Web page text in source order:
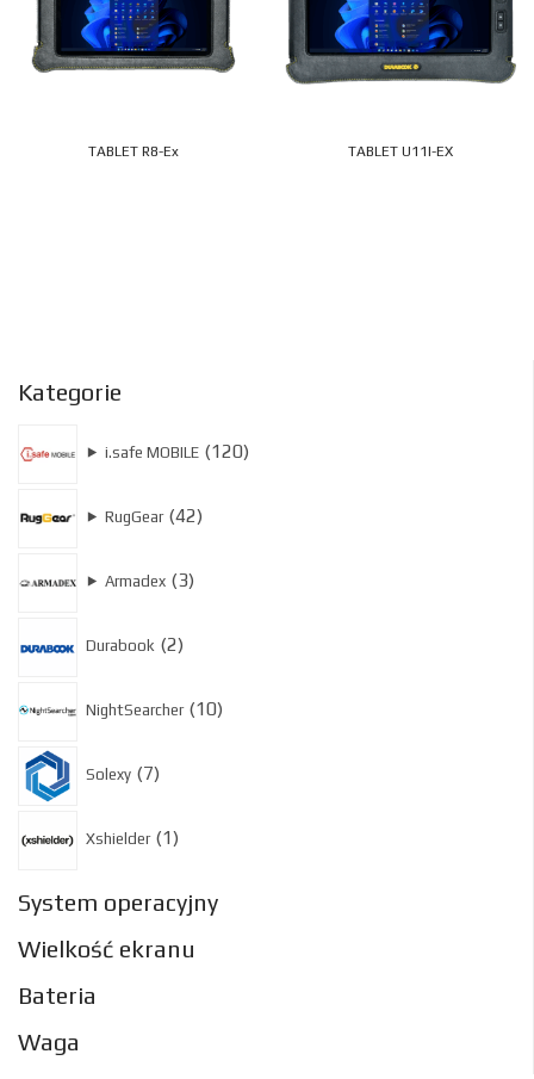
TABLET R8-Ex TABLET U11I-EX
Kategorie
⯈ i.safe MOBILE 120
⯈ RugGear 42
⯈ Armadex 3
Durabook 2
NightSearcher 10
Solexy 7
Xshielder 1
System operacyjny
Wielkość ekranu
Bateria
Waga